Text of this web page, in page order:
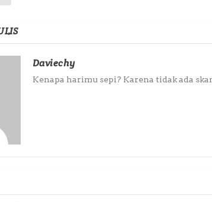
Daviechy
Kenapa harimu sepi? Karena tidak ada